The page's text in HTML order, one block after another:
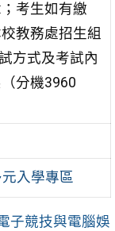
考生如有繳
教務處招生組
方式及考試內
分機3960
入學專區
子競技與電腦娛